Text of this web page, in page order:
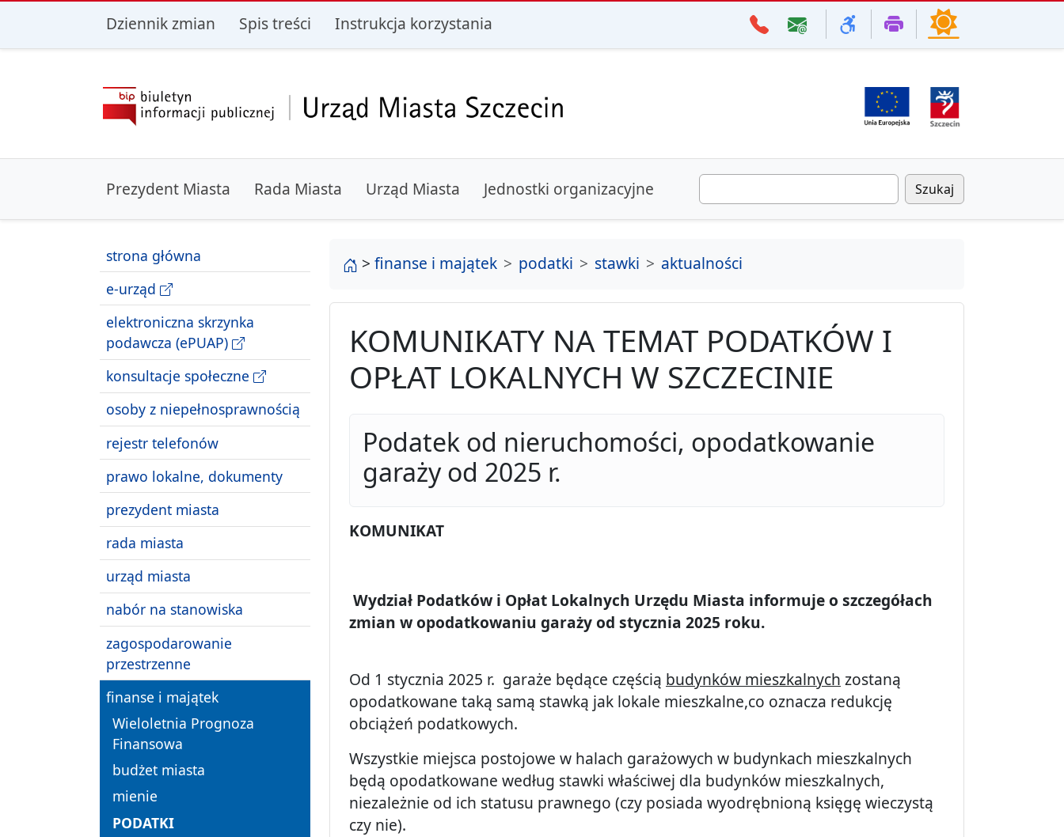
przejdź do głównego menu przejdź do treści
Dziennik zmian Spis treści Instrukcja korzystania
Prezydent Miasta Rada Miasta Urząd Miasta Jednostki organizacyjne Szukaj
strona główna
e-urząd
elektroniczna skrzynka
podawcza (ePUAP)
konsultacje społeczne
osoby z niepełnosprawnością
rejestr telefonów
prawo lokalne, dokumenty
prezydent miasta
rada miasta
urząd miasta
nabór na stanowiska
zagospodarowanie
przestrzenne
finanse i majątek
Wieloletnia Prognoza
Finansowa
budżet miasta
mienie
PODATKI
strona główna
> finanse i majątek podatki stawki aktualności
KOMUNIKATY NA TEMAT PODATKÓW I
OPŁAT LOKALNYCH W SZCZECINIE
Podatek od nieruchomości, opodatkowanie
garaży od 2025 r.
KOMUNIKAT
Wydział Podatków i Opłat Lokalnych Urzędu Miasta informuje o szczegółach
zmian w opodatkowaniu garaży od stycznia 2025 roku.
Od 1 stycznia 2025 r. garaże będące częścią budynków mieszkalnych zostaną
opodatkowane taką samą stawką jak lokale mieszkalne,co oznacza redukcję
obciążeń podatkowych.
Wszystkie miejsca postojowe w halach garażowych w budynkach mieszkalnych
będą opodatkowane według stawki właściwej dla budynków mieszkalnych,
niezależnie od ich statusu prawnego (czy posiada wyodrębnioną księgę wieczystą
czy nie).